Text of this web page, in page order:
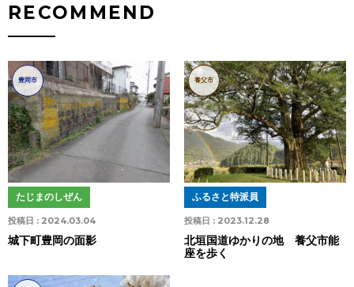
RECOMMEND
豊岡市
投稿日 : 2024.03.04
たじまのしぜん
城下町豊岡の面影
養父市
投稿日 : 2023.12.28
ふるさと特派員
北垣国道ゆかりの地 養父市能
座を歩く